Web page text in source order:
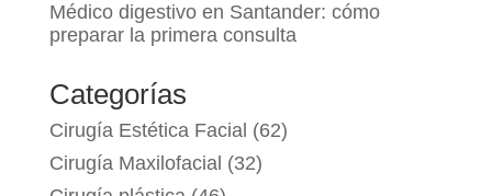
Médico digestivo en Santander: cómo
preparar la primera consulta
Categorías
Cirugía Estética Facial (62)
Cirugía Maxilofacial (32)